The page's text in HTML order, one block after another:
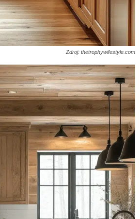
Zdroj: thetrophywifestyle.com